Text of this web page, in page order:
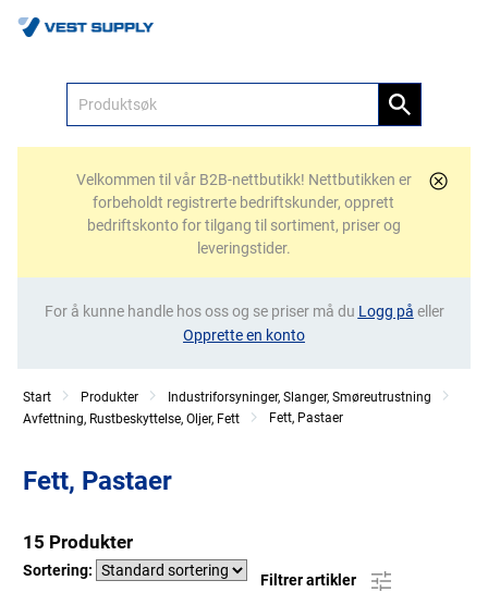
Velkommen til vår B2B-nettbutikk! Nettbutikken er
forbeholdt registrerte bedriftskunder, opprett
bedriftskonto for tilgang til sortiment, priser og
leveringstider.
For å kunne handle hos oss og se priser må du Logg på eller
Opprette en konto
Start Produkter
Industriforsyninger, Slanger, Smøreutrustning
Avfettning, Rustbeskyttelse, Oljer, Fett
Fett, Pastaer
Fett, Pastaer
15 Produkter
Sortering:
Filtrer artikler